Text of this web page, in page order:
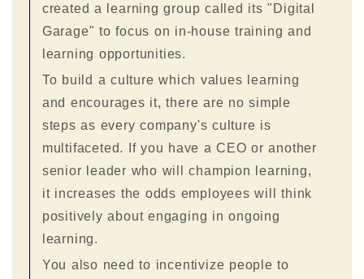
created a learning group called its "Digital
Garage" to focus on in-house training and
learning opportunities.
To build a culture which values learning
and encourages it, there are no simple
steps as every company's culture is
multifaceted. If you have a CEO or another
senior leader who will champion learning,
it increases the odds employees will think
positively about engaging in ongoing
learning.
You also need to incentivize people to